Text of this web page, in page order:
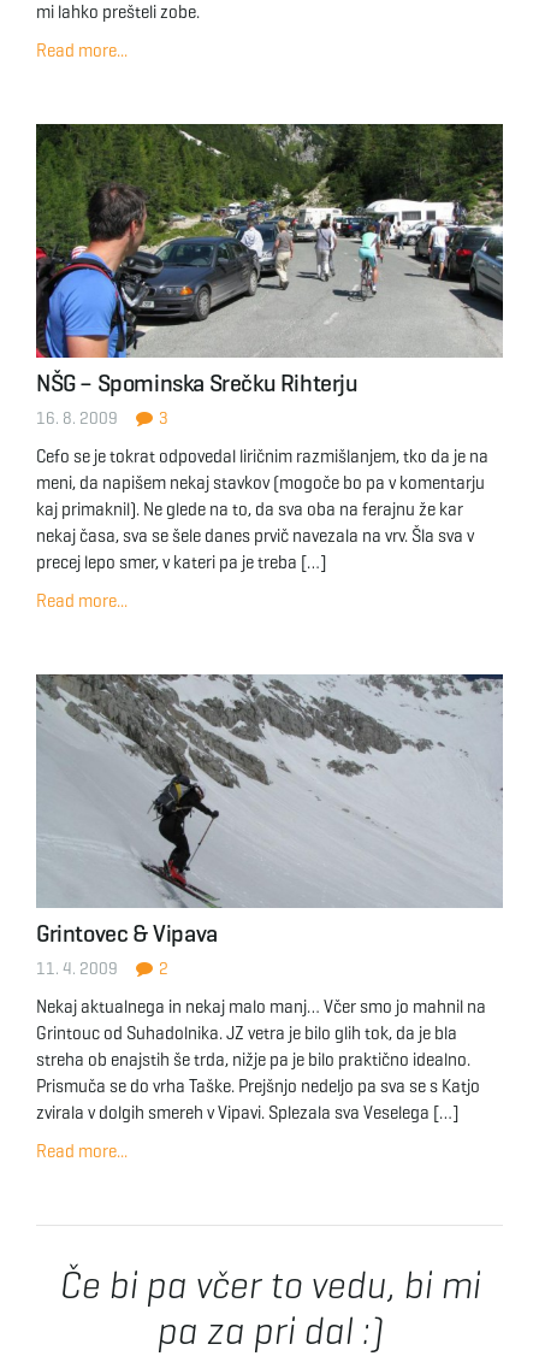
i
o
mi lahko prešteli zobe.
Read more...
NŠG – Spominska Srečku Rihterju
16. 8. 2009 3
Cefo se je tokrat odpovedal liričnim razmišlanjem, tko da je na
meni, da napišem nekaj stavkov (mogoče bo pa v komentarju
kaj primaknil). Ne glede na to, da sva oba na ferajnu že kar
nekaj časa, sva se šele danes prvič navezala na vrv. Šla sva v
precej lepo smer, v kateri pa je treba […]
Read more...
Grintovec & Vipava
11. 4. 2009 2
Nekaj aktualnega in nekaj malo manj… Včer smo jo mahnil na
Grintouc od Suhadolnika. JZ vetra je bilo glih tok, da je bla
streha ob enajstih še trda, nižje pa je bilo praktično idealno.
Prismuča se do vrha Taške. Prejšnjo nedeljo pa sva se s Katjo
zvirala v dolgih smereh v Vipavi. Splezala sva Veselega […]
Read more...
Če bi pa včer to vedu, bi mi
pa za pri dal :)